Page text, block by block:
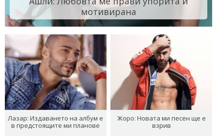
мотивирана
Лазар: Издаването на албум е
в предстоящите ми планове
Жоро: Новата ми песен ще е
взрив